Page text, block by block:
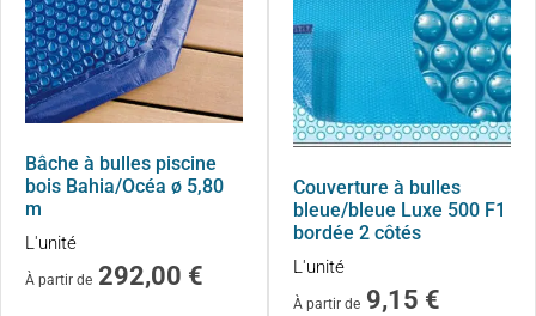
Bâche à bulles piscine
bois Bahia/Océa ø 5,80
m
L'unité
À partir de 292,00 €
Couverture à bulles
bleue/bleue Luxe 500 F1
bordée 2 côtés
L'unité
À partir de 9,15 €